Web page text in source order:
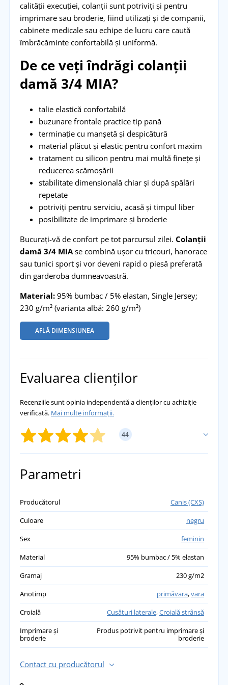
calității execuției, colanții sunt potriviți și pentru
imprimare sau broderie, fiind utilizați și de companii,
cabinete medicale sau echipe de lucru care caută
îmbrăcăminte confortabilă și uniformă.
De ce veți îndrăgi colanții
damă 3/4 MIA?
talie elastică confortabilă
buzunare frontale practice tip pană
terminație cu manșetă și despicătură
material plăcut și elastic pentru confort maxim
tratament cu silicon pentru mai multă finețe și
reducerea scămoșării
stabilitate dimensională chiar și după spălări
repetate
potriviți pentru serviciu, acasă și timpul liber
posibilitate de imprimare și broderie
Bucurați-vă de confort pe tot parcursul zilei. Colanții
damă 3/4 MIAse combină ușor cu tricouri, hanorace
sau tunici sport și vor deveni rapid o piesă preferată
din garderoba dumneavoastră.
Material: 95% bumbac / 5% elastan, Single Jersey;
230 g/m² (varianta albă: 260 g/m²)
AFLĂ DIMENSIUNEA
Evaluarea clienților
Recenziile sunt opinia independentă a clienților cu achiziție
verificată. Mai multe informații.
44
Marcela
Plăcuți, ușori și comozi. O culoare neagră
frumoasă. Buzunare comode, care nu ies în
conform tabelului și îmi sunt largi. Îmi
comand încă o pereche cu o mărime mai
mică.
přidáno 21.05.2026
Věra
Este deja a treia pereche pe care o am și sunt
minunate. Au și buzunare, nu sunt strâmți ca
colanții și nici transparenți.
Parametri
Producătorul
Canis (CXS)
Culoare
negru
Sex
feminin
Material
95% bumbac / 5% elastan
Gramaj
230 g/m2
Anotimp
primăvara,vara
Croială
Cusături laterale,Croială strânsă
Imprimare și
broderie
Produs potrivit pentru imprimare și
broderie
Contact cu producătorul